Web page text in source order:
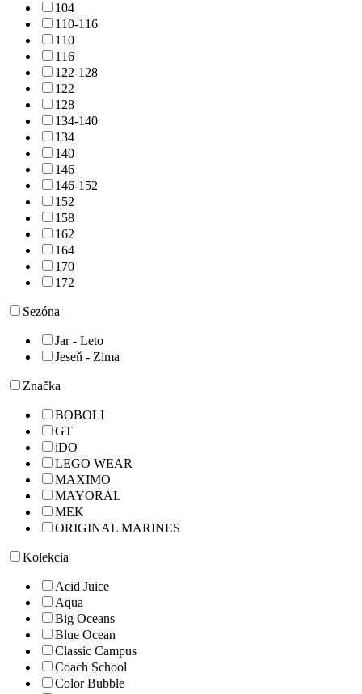
104
110-116
110
116
122-128
122
128
134-140
134
140
146
146-152
152
158
162
164
170
172
Sezóna
Jar - Leto
Jeseň - Zima
Značka
BOBOLI
GT
iDO
LEGO WEAR
MAXIMO
MAYORAL
MEK
ORIGINAL MARINES
Kolekcia
Acid Juice
Aqua
Big Oceans
Blue Ocean
Classic Campus
Coach School
Color Bubble